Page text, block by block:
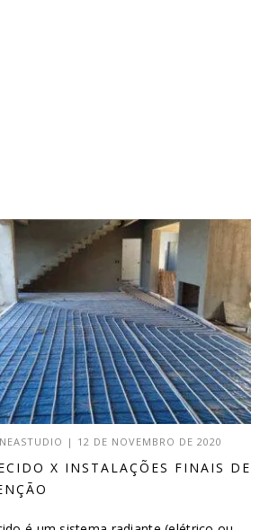
| 12 DE NOVEMBRO DE 2020
X INSTALAÇÕES FINAIS DE